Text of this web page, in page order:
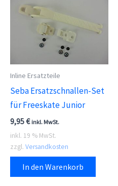
Inline Ersatzteile
Seba Ersatzschnallen-Set
für Freeskate Junior
9,95€ inkl. MwSt.
inkl. 19 % MwSt.
zzgl. Versandkosten
In den Warenkorb